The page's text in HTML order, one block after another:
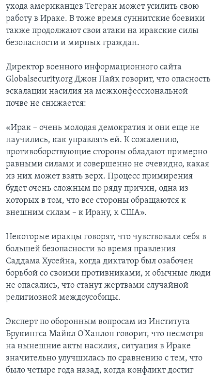
ухода американцев Тегеран может усилить свою
работу в Ираке. В тоже время суннитские боевики
также продолжают свои атаки на иракские силы
безопасности и мирных граждан.
Директор военного информационного сайта
Globalsecurity.org Джон Пайк говорит, что опасность
эскалации насилия на межконфессиональной
почве не снижается:
«Ирак – очень молодая демократия и они еще не
научились, как управлять ей. К сожалению,
противоборствующие стороны обладают примерно
равными силами и совершенно не очевидно, какая
из них может взять верх. Процесс примирения
будет очень сложным по ряду причин, одна из
которых в том, что все стороны обращаются к
внешним силам – к Ирану, к США».
Некоторые иракцы говорят, что чувствовали себя в
большей безопасности во время правления
Саддама Хусейна, когда диктатор был озабочен
борьбой со своими противниками, и обычные люди
не опасались, что станут жертвами случайной
религиозной междоусобицы.
Эксперт по оборонным вопросам из Института
Брукингса Майкл О'Ханлон говорит, что несмотря
на нынешние акты насилия, ситуация в Ираке
значительно улучшилась по сравнению с тем, что
было четыре года назад, когда конфликт достиг